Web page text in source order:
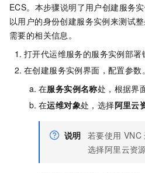
ECS。本步骤说明了用户创建服务
以用户的身份创建服务实例来测试
需要的相关信息。
打开代运维服务的服务实例部署
在创建服务实例界面，配置参数。
在服务实例名称处，根据界
在运维对象处，选择阿里云
说明 若要使用 VNC
选择阿里云资源